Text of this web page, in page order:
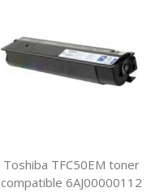
Toshiba TFC50EM toner
compatible 6AJ00000112